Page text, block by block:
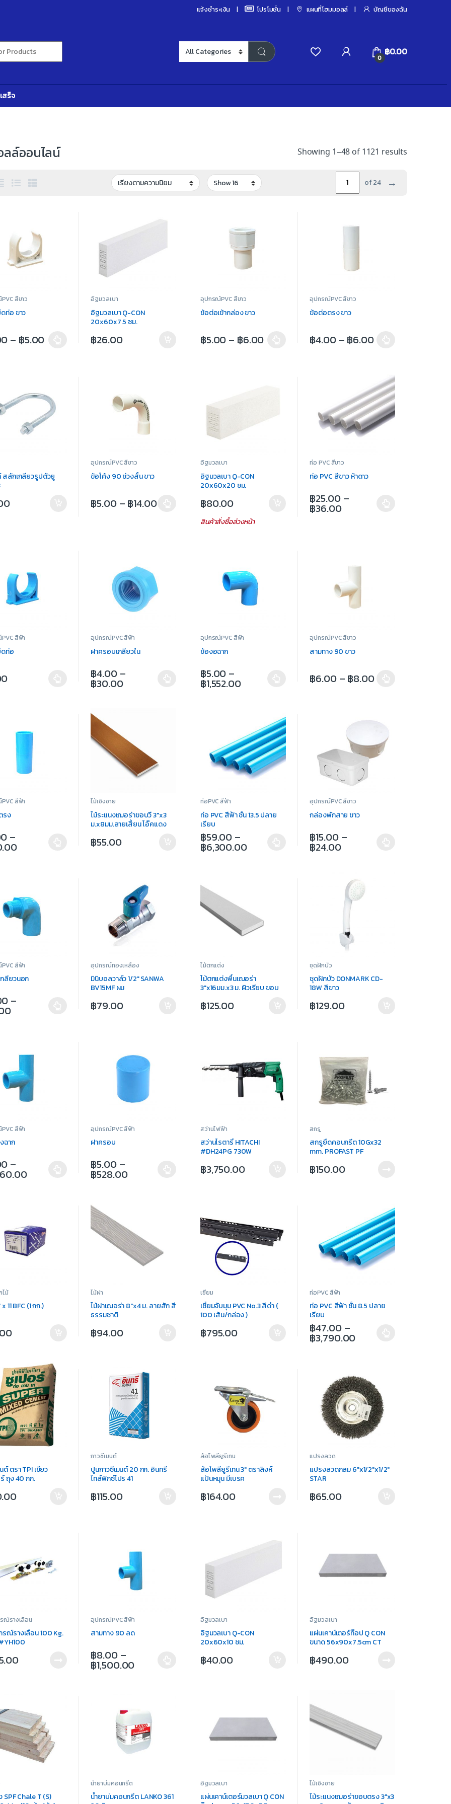
แจ้งชำระเงิน โปรโมชั่น แผนที่โฮมมอลล์ บัญชีของฉัน
0
฿0.00
สร็จ
ลล์ออนไลน์ Showing 1–48 of 1121 results
of 24 →
สีขาว
ท่อ ขาว
– ฿5.00
อิฐมวลเบา
อิฐมวลเบา Q-CON
20x60x7.5 ซม.
฿26.00
อุปกรณ์PVC สีขาว
ข้อต่อเข้ากล่อง ขาว
฿5.00 – ฿6.00
อุปกรณ์PVC สีขาว
ข้อต่อตรง ขาว
฿4.00– ฿6.00
สลักเกลียวรูปตัวยู
อุปกรณ์PVC สีขาว
ข้อโค้ง 90 ช่วงสั้น ขาว
฿5.00– ฿14.00
อิฐมวลเบา
อิฐมวลเบา Q-CON
20x60x20 ซม.
฿80.00
สินค้าสั่งซื้อล่วงหน้า
ท่อ PVC สีขาว
ท่อ PVC สีขาว ห้าดาว
฿25.00–
฿36.00
สีฟ้า
ท่อ
อุปกรณ์PVC สีฟ้า
ฝาครอบเกลียวใน
฿4.00–
฿30.00
อุปกรณ์PVC สีฟ้า
ข้องอฉาก
฿5.00 –
฿1,552.00
อุปกรณ์PVC สีขาว
สามทาง 90 ขาว
฿6.00– ฿8.00
สีฟ้า
รง
–
ไม้เชิงชาย
ไม้ระแนงเฌอร่าขอบวี 3″x3
ม.x8มม.ลายเสี้ยน โอ๊คแดง
฿55.00
ท่อPVC สีฟ้า
ท่อ PVC สีฟ้า ชั้น 13.5 ปลาย
เรียบ
฿59.00 –
฿6,300.00
อุปกรณ์PVC สีขาว
กล่องพักสาย ขาว
฿15.00–
฿24.00
สีฟ้า
ลียวนอก
–
อุปกรณ์ทองเหลือง
มินิบอลวาล์ว 1/2″ SANWA
BV15MF ผม
฿79.00
ไม้ตกแต่ง
ไม้ตกแต่งพื้นเฌอร่า
3″x16มม.x3 ม. ผิวเรียบ ขอบ
฿125.00
ชุดฝักบัว
ชุดฝักบัว DONMARK CD-
18W สีขาว
฿129.00
สีฟ้า
ฉาก
–
อุปกรณ์PVC สีฟ้า
ฝาครอบ
฿5.00–
฿528.00
สว่านไฟฟ้า
สว่านโรตารี่ HITACHI
#DH24PG 730W
฿3,750.00
สกรู
สกรูยึดคอนกรีต 10Gx32
mm. PROFAST PF
฿150.00
ไม้
11 BFC (1 กก.)
ไม้ฝา
ไม้ฝาเฌอร่า 8″x4 ม. ลายสัก สี
ธรรมชาติ
฿94.00
เซี้ยม
เซี้ยมจับมุม PVC No.3 สีดำ (
100 เส้น/กล่อง )
฿795.00
ท่อPVC สีฟ้า
ท่อ PVC สีฟ้า ชั้น 8.5 ปลาย
เรียบ
฿47.00–
฿3,790.00
ต์ ตรา TPI เขียว
ถุง 40 กก.
กาวซีเมนต์
ปูนกาวซีเมนต์ 20 กก. อินทรี
ไทล์ฟิกซ์โปร 41
฿115.00
ล้อโพลียูรีเทน
ล้อโพลียูรีเทน 3″ ตราสิงห์
แป้นหมุน มีเบรค
฿164.00
แปรงลวด
แปรงลวดกลม 6″x1/2″x1/2″
STAR
฿65.00
ณ์รางเลื่อน
ณ์รางเลื่อน 100 Kg.
อุปกรณ์PVC สีฟ้า
สามทาง 90 ลด
฿8.00–
฿1,500.00
อิฐมวลเบา
อิฐมวลเบา Q-CON
20x60x10 ซม.
฿40.00
อิฐมวลเบา
แผ่นเคาน์เตอร์ท๊อป Q CON
ขนาด 56x90x7.5cm CT
฿490.00
SPF Chale T (S)
น้ำยาบ่มคอนกรีต
น้ำยาบ่มคอนกรีต LANKO 361
อิฐมวลเบา
แผ่นเคาน์เตอร์มวลเบา Q CON
ไม้เชิงชาย
ไม้ระแนงเฌอร่าขอบตรง 3″x3